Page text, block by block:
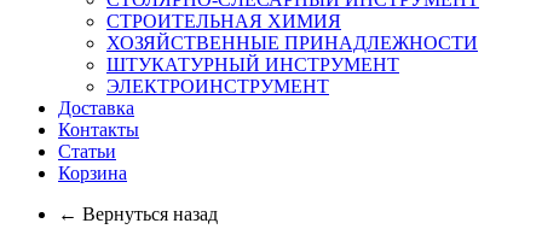
СТРОИТЕЛЬНАЯ ХИМИЯ
ХОЗЯЙСТВЕННЫЕ ПРИНАДЛЕЖНОСТИ
ШТУКАТУРНЫЙ ИНСТРУМЕНТ
ЭЛЕКТРОИНСТРУМЕНТ
Доставка
Контакты
Статьи
Корзина
← Вернуться назад